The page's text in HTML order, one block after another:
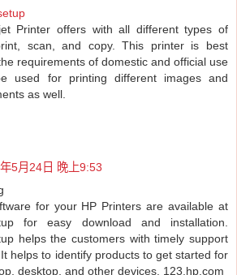
Printer offers with all different types of
scan, and copy. This printer is best
requirements of domestic and official use
used for printing different images and
as well.
5月24日 晚上9:53
for your HP Printers are available at
for easy download and installation.
helps the customers with timely support
helps to identify products to get started for
desktop, and other devices. 123.hp.com